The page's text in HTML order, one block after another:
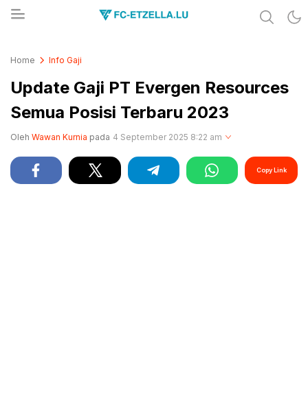
Home Info Gaji
Update Gaji PT Evergen Resources
Semua Posisi Terbaru 2023
Oleh Wawan Kurnia pada 4 September 2025 8:22 am
Copy Link